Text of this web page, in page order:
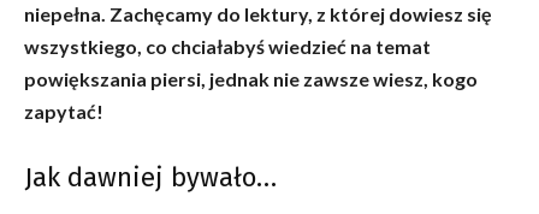
niepełna. Zachęcamy do lektury, z której dowiesz się
wszystkiego, co chciałabyś wiedzieć na temat
powiększania piersi, jednak nie zawsze wiesz, kogo
zapytać!
Jak dawniej bywało…